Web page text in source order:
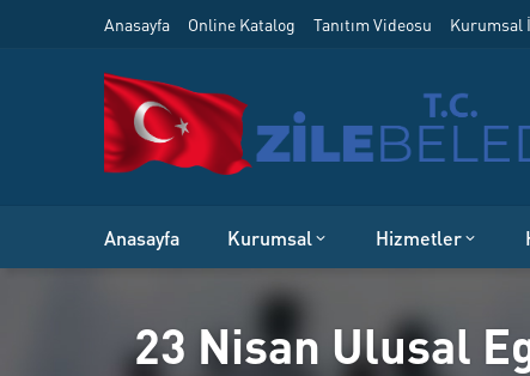
Anasayfa Online Katalog Tanıtım Videosu Kurumsal
Anasayfa Kurumsal Hizmetler
23 Nisan Ulusal